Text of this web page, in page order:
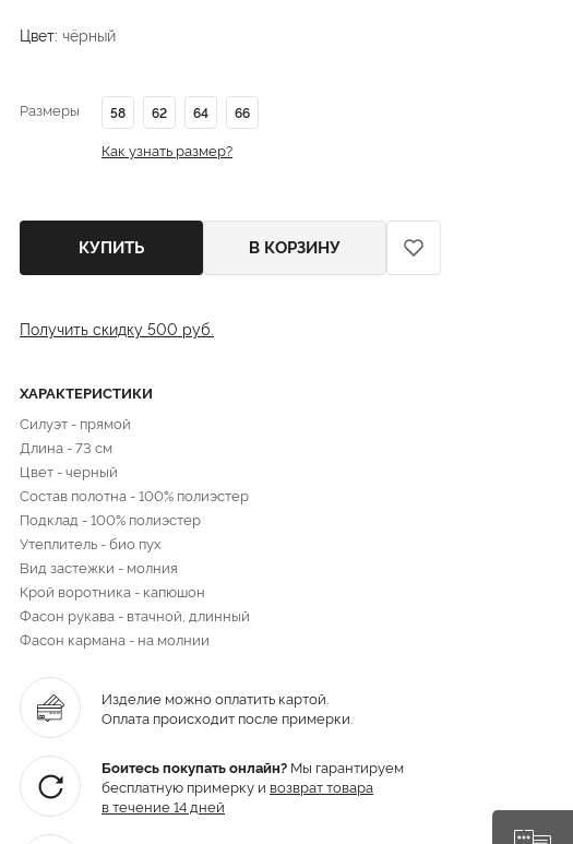
Цвет: чёрный
Размеры 58 62 64 66
Как узнать размер?
КУПИТЬ В КОРЗИНУ
Получить скидку 500 руб.
ХАРАКТЕРИСТИКИ
Силуэт - прямой
Длина - 73 см
Цвет - черный
Состав полотна - 100% полиэстер
Подклад - 100% полиэстер
Утеплитель - био пух
Вид застежки - молния
Крой воротника - капюшон
Фасон рукава - втачной, длинный
Фасон кармана - на молнии
Изделие можно оплатить картой.
Оплата происходит после примерки.
Боитесь покупать онлайн? Мы гарантируем
бесплатную примерку и возврат товара
в течение 14 дней